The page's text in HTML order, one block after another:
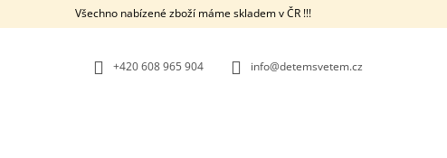
Všechno nabízené zboží máme skladem v ČR !!!
+420 608 965 904 info@detemsvetem.cz
O